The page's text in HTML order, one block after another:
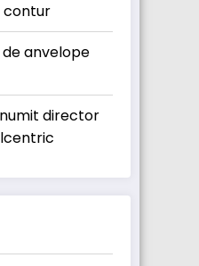
contur
de anvelope
director